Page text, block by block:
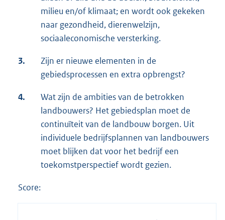
milieu en/of klimaat; en wordt ook gekeken
naar gezondheid, dierenwelzijn,
sociaaleconomische versterking.
3.
Zijn er nieuwe elementen in de
gebiedsprocessen en extra opbrengst?
4.
Wat zijn de ambities van de betrokken
landbouwers? Het gebiedsplan moet de
continuïteit van de landbouw borgen. Uit
individuele bedrijfsplannen van landbouwers
moet blijken dat voor het bedrijf een
toekomstperspectief wordt gezien.
Score: